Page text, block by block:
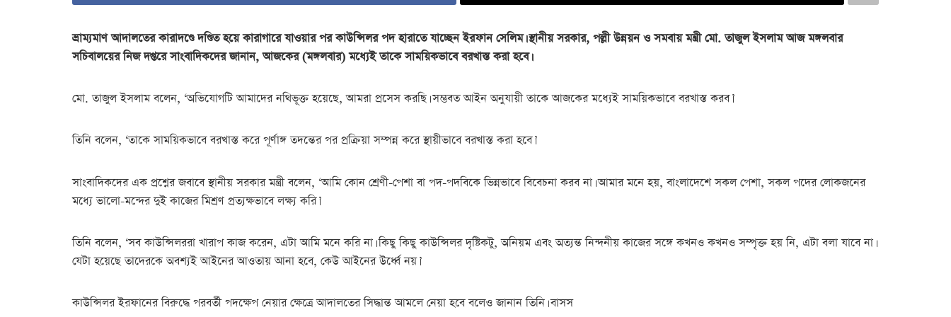
ভ্রাম্যমাণ আদালতের কারাদণ্ডে দণ্ডিত হয়ে কারাগারে যাওয়ার পর কাউন্সিলর পদ হারাতে যাচ্ছেন ইরফান সেলিম। স্থানীয় সরকার, পল্লী উন্নয়ন ও সমবায় মন্ত্রী মো. তাজুল ইসলাম আজ মঙ্গলবার
সচিবালয়ের নিজ দপ্তরে সাংবাদিকদের জানান, আজকের (মঙ্গলবার) মধ্যেই তাকে সাময়িকভাবে বরখাস্ত করা হবে।
মো. তাজুল ইসলাম বলেন, ‘অভিযোগটি আমাদের নথিভূক্ত হয়েছে, আমরা প্রসেস করছি। সম্ভবত আইন অনুযায়ী তাকে আজকের মধ্যেই সাময়িকভাবে বরখাস্ত করব।’
তিনি বলেন, ‘তাকে সাময়িকভাবে বরখাস্ত করে পূর্ণাঙ্গ তদন্তের পর প্রক্রিয়া সম্পন্ন করে স্থায়ীভাবে বরখাস্ত করা হবে।’
সাংবাদিকদের এক প্রশ্নের জবাবে স্থানীয় সরকার মন্ত্রী বলেন, ‘আমি কোন শ্রেণী-পেশা বা পদ-পদবিকে ভিন্নভাবে বিবেচনা করব না। আমার মনে হয়, বাংলাদেশে সকল পেশা, সকল পদের লোকজনের
মধ্যে ভালো-মন্দের দুই কাজের মিশ্রণ প্রত্যক্ষভাবে লক্ষ্য করি।’
তিনি বলেন, ‘সব কাউন্সিলররা খারাপ কাজ করেন, এটা আমি মনে করি না। কিছু কিছু কাউন্সিলর দৃষ্টিকটু, অনিয়ম এবং অত্যন্ত নিন্দনীয় কাজের সঙ্গে কখনও কখনও সম্পৃক্ত হয় নি, এটা বলা যাবে না।
যেটা হয়েছে তাদেরকে অবশ্যই আইনের আওতায় আনা হবে, কেউ আইনের উর্ধ্বে নয়।’
কাউন্সিলর ইরফানের বিরুদ্ধে পরবর্তী পদক্ষেপ নেয়ার ক্ষেত্রে আদালতের সিদ্ধান্ত আমলে নেয়া হবে বলেও জানান তিনি। বাসস